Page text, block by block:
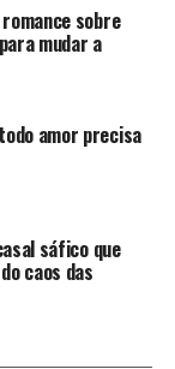
sobre
mudar a
amor precisa
sáfico que
caos das